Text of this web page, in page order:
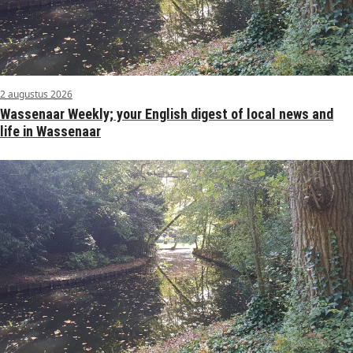
2 augustus 2026
Wassenaar Weekly; your English digest of local news and
life in Wassenaar